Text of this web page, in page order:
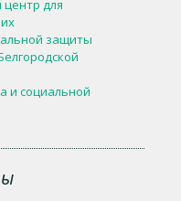
для
защиты
и социальной